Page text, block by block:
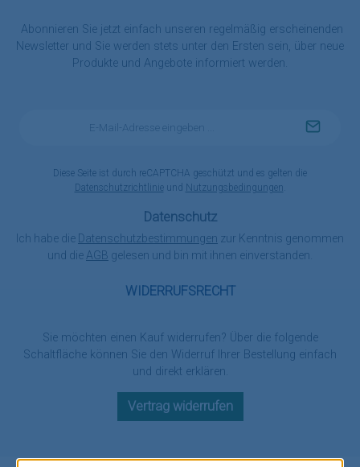
WIDERRUFSRECHT
Sie möchten einen Kauf widerrufen? Über die folgende
Schaltfläche können Sie den Widerruf Ihrer Bestellung einfach
und direkt erklären.
Vertrag widerrufen
Abonnieren Sie jetzt einfach unseren regelmäßig erscheinenden
Newsletter und Sie werden stets unter den Ersten sein, über neue
Produkte und Angebote informiert werden.
Diese Seite ist durch reCAPTCHA geschützt und es gelten die
Datenschutzrichtlinieund Nutzungsbedingungen
Datenschutz
Ich habe die Datenschutzbestimmungen zur Kenntnis genommen
und die AGB gelesen und bin mit ihnen einverstanden.